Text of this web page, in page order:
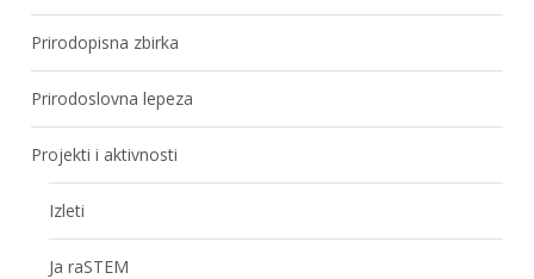
Prirodopisna zbirka
Prirodoslovna lepeza
Projekti i aktivnosti
Izleti
Ja raSTEM